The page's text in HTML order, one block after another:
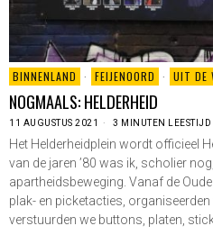
BINNENLAND · FEIJENOORD · UIT DE
NOGMAALS: HELDERHEID
11 AUGUSTUS 2021 3 MINUTEN LEESTIJD
Het Helderheidplein wordt officieel
van de jaren ’80 was ik, scholier
apartheidsbeweging. Vanaf de
plak- en picketacties,
verstuurden we buttons, platen,